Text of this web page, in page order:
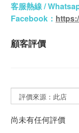
客服熱線 /
Facebook：
顧客評價
尚未有任何評價